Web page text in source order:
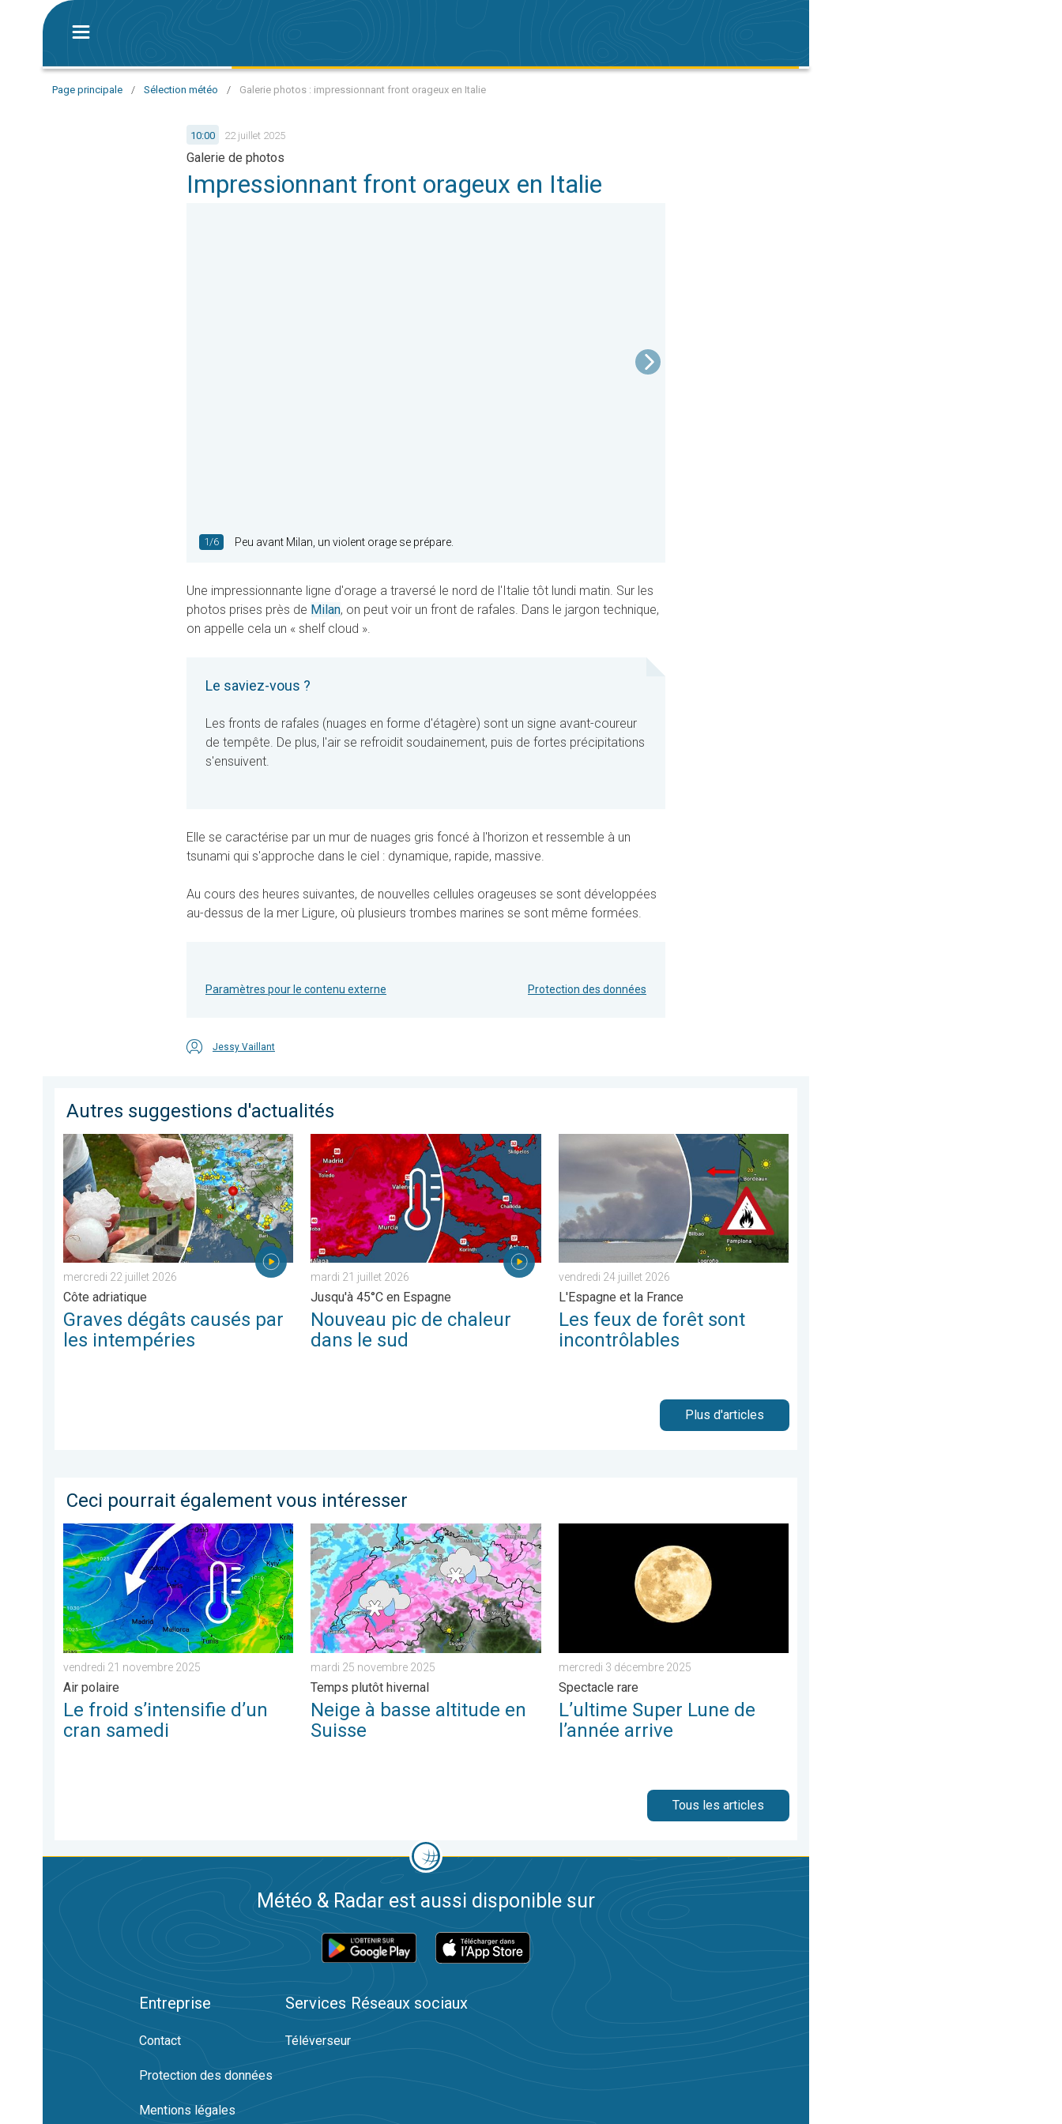
Page principale / Sélection météo / Galerie photos : impressionnant front orageux en Italie
10:00 22 juillet 2025
Galerie de photos
Impressionnant front orageux en Italie
1/6 Peu avant Milan, un violent orage se prépare.
Une impressionnante ligne d'orage a traversé le nord de l'Italie tôt lundi matin. Sur les
photos prises près de Milan, on peut voir un front de rafales. Dans le jargon technique,
on appelle cela un « shelf cloud ».
Le saviez-vous ?
Les fronts de rafales (nuages en forme d'étagère) sont un signe avant-coureur
de tempête. De plus, l'air se refroidit soudainement, puis de fortes précipitations
s'ensuivent.
Elle se caractérise par un mur de nuages gris foncé à l'horizon et ressemble à un
tsunami qui s'approche dans le ciel : dynamique, rapide, massive.
Au cours des heures suivantes, de nouvelles cellules orageuses se sont développées
au-dessus de la mer Ligure, où plusieurs trombes marines se sont même formées.
Paramètres pour le contenu externe Protection des données
Jessy Vaillant
Autres suggestions d'actualités
Graves dégâts causés par les intempéries. Côte adriatique. . . mercredi 22 juillet 2026
mercredi 22 juillet 2026
Côte adriatique
Graves dégâts causés par
les intempéries
Nouveau pic de chaleur dans le sud. Jusqu'à 45°C en Espagne. . . mardi 21 juillet 2026
mardi 21 juillet 2026
Jusqu'à 45°C en Espagne
Nouveau pic de chaleur
dans le sud
Les feux de forêt sont incontrôlables. L'Espagne et la France. . . vendredi 24 juillet 2026
vendredi 24 juillet 2026
L'Espagne et la France
Les feux de forêt sont
incontrôlables
Plus d'articles
Ceci pourrait également vous intéresser
Le froid s’intensifie d’un cran samedi. Air polaire. . . vendredi 21 novembre 2025
vendredi 21 novembre 2025
Air polaire
Le froid s’intensifie d’un
cran samedi
Neige à basse altitude en Suisse. Temps plutôt hivernal. . . mardi 25 novembre 2025
mardi 25 novembre 2025
Temps plutôt hivernal
Neige à basse altitude en
Suisse
mercredi 3 décembre 2025
Spectacle rare
L’ultime Super Lune de
l’année arrive
Tous les articles
Météo & Radar est aussi disponible sur
Entreprise
Contact
Protection des données
Mentions légales
Services
Téléverseur
Réseaux sociaux